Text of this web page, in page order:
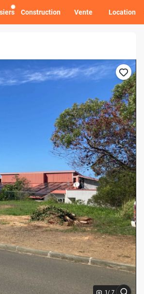
Construction Vente Location
1/ 7